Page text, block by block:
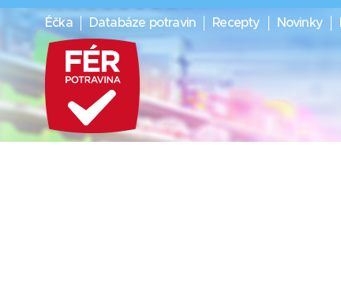
Éčka Databáze potravin Recepty Novinky